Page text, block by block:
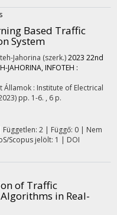
Based Traffic
System
Jahorina (szerk.)2023 22nd
JAHORINA, INFOTEH :
Államok : Institute of Electrical
pp. 1-6. , 6 p.
2 | Függő: 0 | Nem
Scopus jelölt: 1 | DOI
of Traffic
in Real-